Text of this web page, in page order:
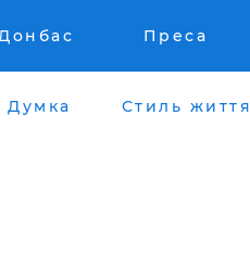
Преса
Думка Стиль життя